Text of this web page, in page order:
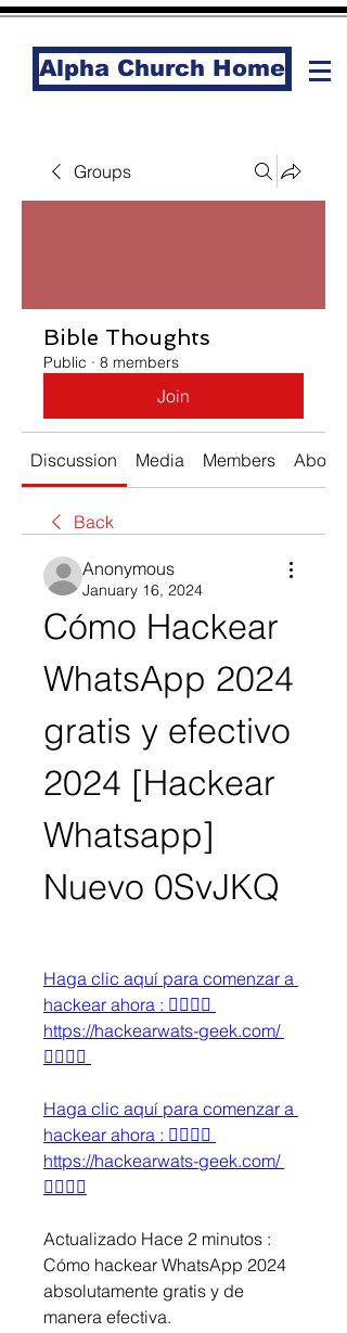
Alpha Church Home
Groups
Bible Thoughts
Public · 8 members
Join
Discussion Media Members About
Back
Anonymous
January 16, 2024
Cómo Hackear
WhatsApp 2024
gratis y efectivo
2024 [Hackear
Whatsapp]
Nuevo 0SvJKQ
Haga clic aquí para comenzar a
hackear ahora : 👉🏻👉🏻
https://hackearwats-geek.com/
👈🏻👈🏻
Haga clic aquí para comenzar a
hackear ahora : 👉🏻👉🏻
https://hackearwats-geek.com/
👈🏻👈🏻
Actualizado Hace 2 minutos :
Cómo hackear WhatsApp 2024
absolutamente gratis y de
manera efectiva.